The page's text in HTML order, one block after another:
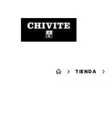
TIENDA